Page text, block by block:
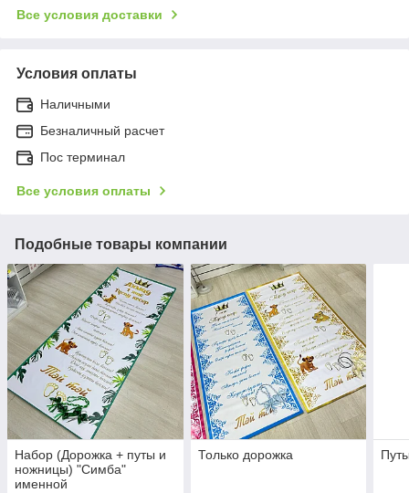
Все условия доставки
Условия оплаты
Наличными
Безналичный расчет
Пос терминал
Все условия оплаты
Подобные товары компании
Набор (Дорожка + путы и
ножницы) "Симба"
именной
Только дорожка